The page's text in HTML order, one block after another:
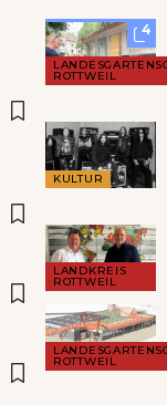
4
ROTTWEIL
KULTUR
LANDKREIS
ROTTWEIL
ROTTWEIL